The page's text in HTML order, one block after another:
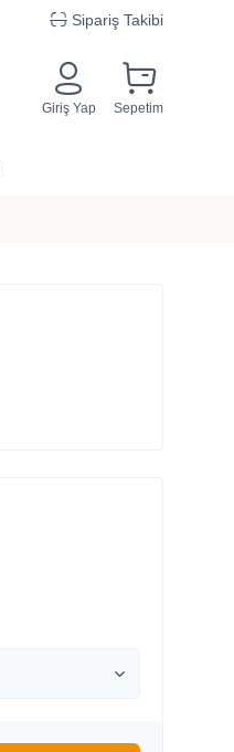
Sipariş Takibi
Giriş Yap Sepetim